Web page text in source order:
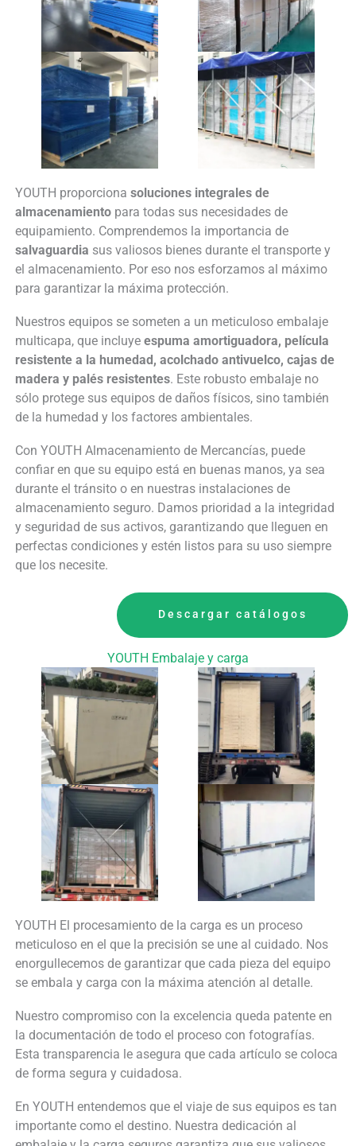
YOUTH proporciona soluciones integrales de
almacenamientopara todas sus necesidades de
equipamiento. Comprendemos la importancia de
salvaguardia sus valiosos bienes durante el transporte y
el almacenamiento. Por eso nos esforzamos al máximo
para garantizar la máxima protección.
Nuestros equipos se someten a un meticuloso embalaje
multicapa, que incluye espuma amortiguadora, película
resistente a la humedad, acolchado antivuelco, cajas de
madera y palés resistentes. Este robusto embalaje no
sólo protege sus equipos de daños físicos, sino también
de la humedad y los factores ambientales.
Con YOUTH Almacenamiento de Mercancías, puede
confiar en que su equipo está en buenas manos, ya sea
durante el tránsito o en nuestras instalaciones de
almacenamiento seguro. Damos prioridad a la integridad
y seguridad de sus activos, garantizando que lleguen en
perfectas condiciones y estén listos para su uso siempre
que los necesite.
Descargar catálogos
YOUTH Embalaje y carga
YOUTH El procesamiento de la carga es un proceso
meticuloso en el que la precisión se une al cuidado. Nos
enorgullecemos de garantizar que cada pieza del equipo
se embala y carga con la máxima atención al detalle.
Nuestro compromiso con la excelencia queda patente en
la documentación de todo el proceso con fotografías.
Esta transparencia le asegura que cada artículo se coloca
de forma segura y cuidadosa.
En YOUTH entendemos que el viaje de sus equipos es tan
importante como el destino. Nuestra dedicación al